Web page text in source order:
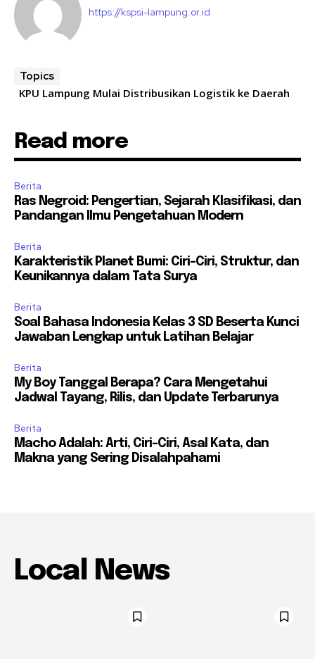
https://kspsi-lampung.or.id
Topics
KPU Lampung Mulai Distribusikan Logistik ke Daerah
Read more
Berita
Ras Negroid: Pengertian, Sejarah Klasifikasi, dan
Pandangan Ilmu Pengetahuan Modern
Berita
Karakteristik Planet Bumi: Ciri-Ciri, Struktur, dan
Keunikannya dalam Tata Surya
Berita
Soal Bahasa Indonesia Kelas 3 SD Beserta Kunci
Jawaban Lengkap untuk Latihan Belajar
Berita
My Boy Tanggal Berapa? Cara Mengetahui
Jadwal Tayang, Rilis, dan Update Terbarunya
Berita
Macho Adalah: Arti, Ciri-Ciri, Asal Kata, dan
Makna yang Sering Disalahpahami
Local News